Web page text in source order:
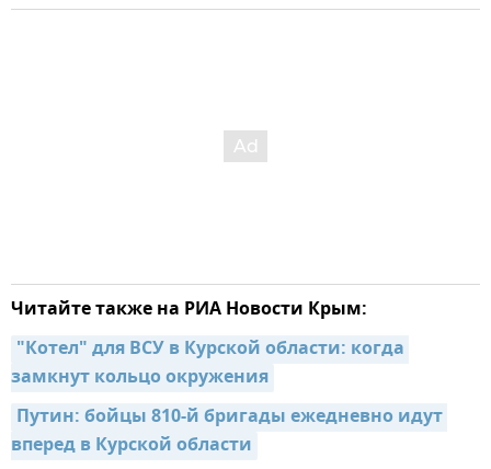
Читайте также на РИА Новости Крым:
"Котел" для ВСУ в Курской области: когда
замкнут кольцо окружения
Путин: бойцы 810-й бригады ежедневно идут
вперед в Курской области